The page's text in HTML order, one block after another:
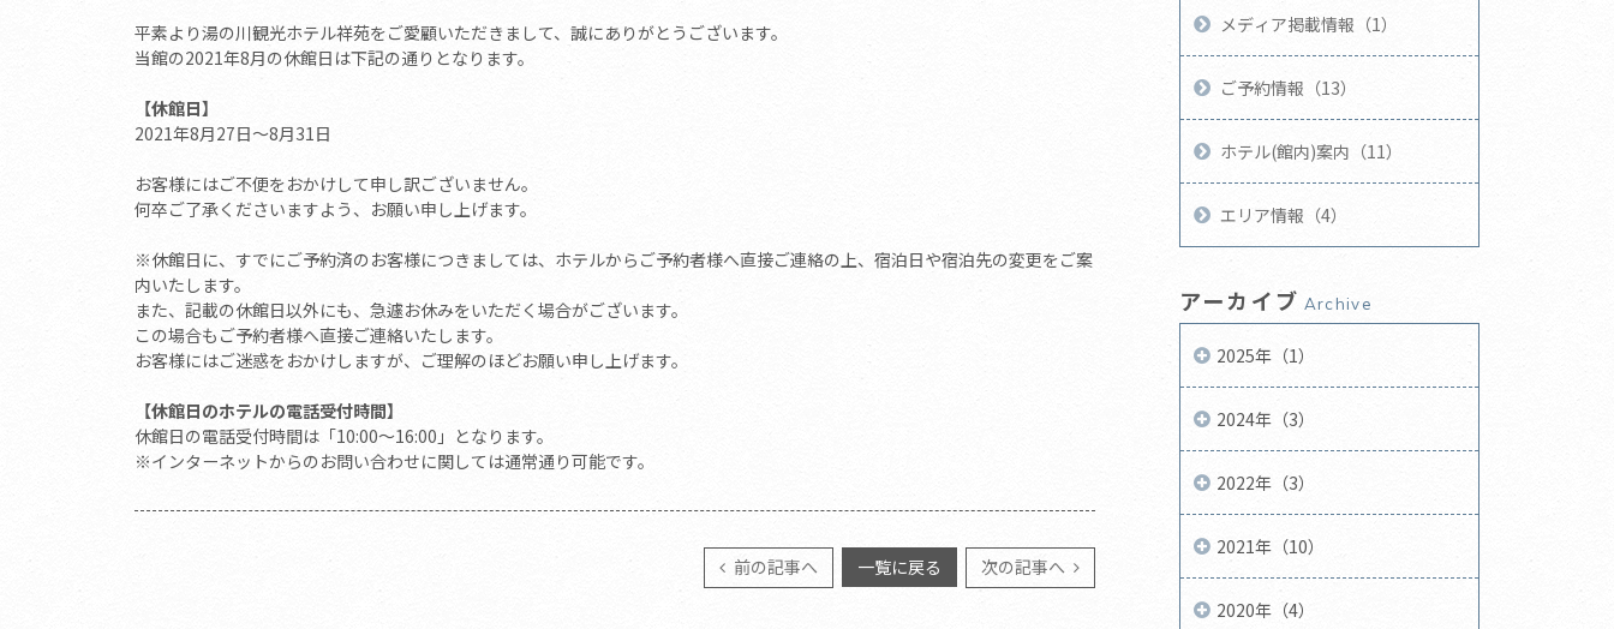
平素より湯の川観光ホテル祥苑をご愛顧いただきまして、誠にありがとうございます。
当館の2021年8月の休館日は下記の通りとなります。
【休館日】
2021年8月27日～8月31日
お客様にはご不便をおかけして申し訳ございません。
何卒ご了承くださいますよう、お願い申し上げます。
※休館日に、すでにご予約済のお客様につきましては、ホテルからご予約者様へ直接ご連絡の上、宿泊日や宿泊先の変更をご案
内いたします。
また、記載の休館日以外にも、急遽お休みをいただく場合がございます。
この場合もご予約者様へ直接ご連絡いたします。
お客様にはご迷惑をおかけしますが、ご理解のほどお願い申し上げます。
【休館日のホテルの電話受付時間】
休館日の電話受付時間は「10:00～16:00」となります。
※インターネットからのお問い合わせに関しては通常通り可能です。
前の記事へ 一覧に戻る 次の記事へ
メディア掲載情報（1）
ご予約情報（13）
ホテル(館内)案内（11）
エリア情報（4）
アーカイブ Archive
2025年（1）
2024年（3）
2022年（3）
2021年（10）
2020年（4）